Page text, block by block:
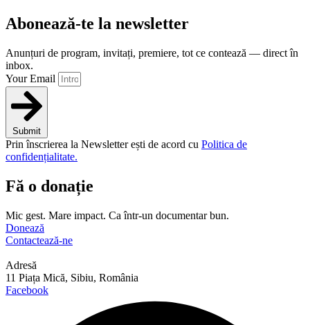
Abonează-te la newsletter
Anunțuri de program, invitați, premiere, tot ce contează — direct în
inbox.
Your Email
Submit
Prin înscrierea la Newsletter ești de acord cu Politica de
confidențialitate.
Fă o donație
Mic gest. Mare impact. Ca într-un documentar bun.
Donează
Contactează-ne
Adresă
11 Piața Mică, Sibiu, România
Facebook